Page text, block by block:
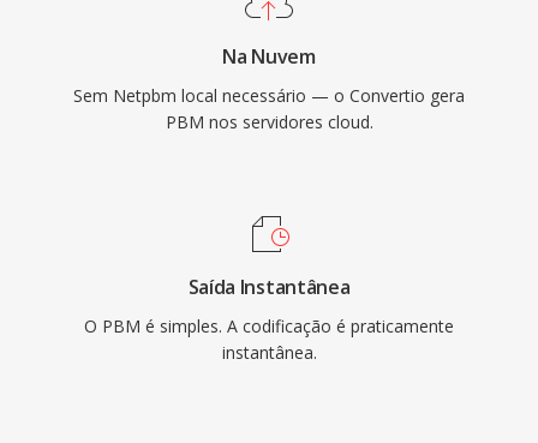
Na Nuvem
Sem Netpbm local necessário — o Convertio gera
PBM nos servidores cloud.
Saída Instantânea
O PBM é simples. A codificação é praticamente
instantânea.